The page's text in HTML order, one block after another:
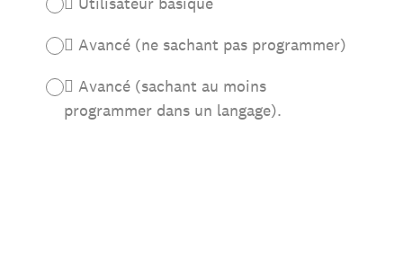
 Avancé (ne sachant pas programmer)
 Avancé (sachant au moins
programmer dans un langage).